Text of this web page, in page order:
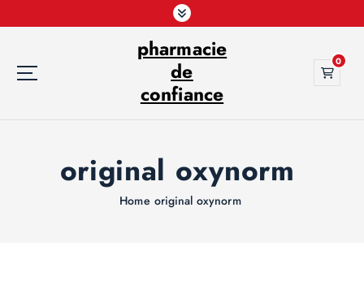
k
pharmacie
de
confiance
0
original oxynorm
Home original oxynorm